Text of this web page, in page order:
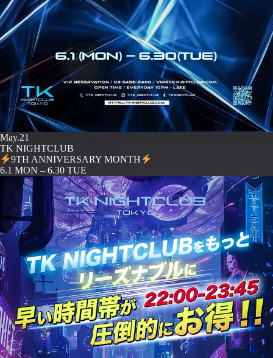
May.21
TK NIGHTCLUB
9TH ANNIVERSARY MONTH
️6.1 MON – 6.30 TUE